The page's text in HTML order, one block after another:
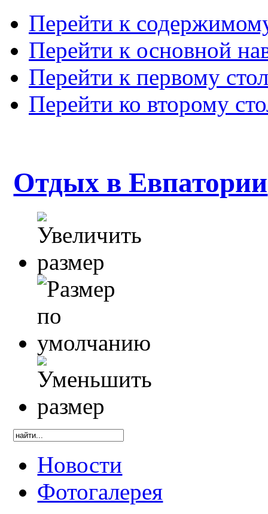
Перейти к
Перейти к основной
Перейти к первому
Перейти ко второму
Отдых в Евпатории
Новости
Фотогалерея